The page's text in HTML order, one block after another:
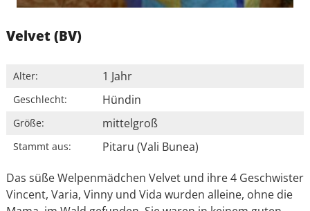
Velvet (BV)
Alter: 1 Jahr
Geschlecht: Hündin
Größe: mittelgroß
Stammt aus: Pitaru (Vali Bunea)
Das süße Welpenmädchen Velvet und ihre 4 Geschwister
Vincent, Varia, Vinny und Vida wurden alleine, ohne die